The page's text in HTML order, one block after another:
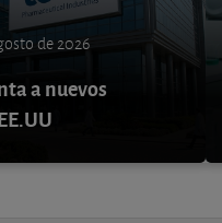
de 2026
a nuevos